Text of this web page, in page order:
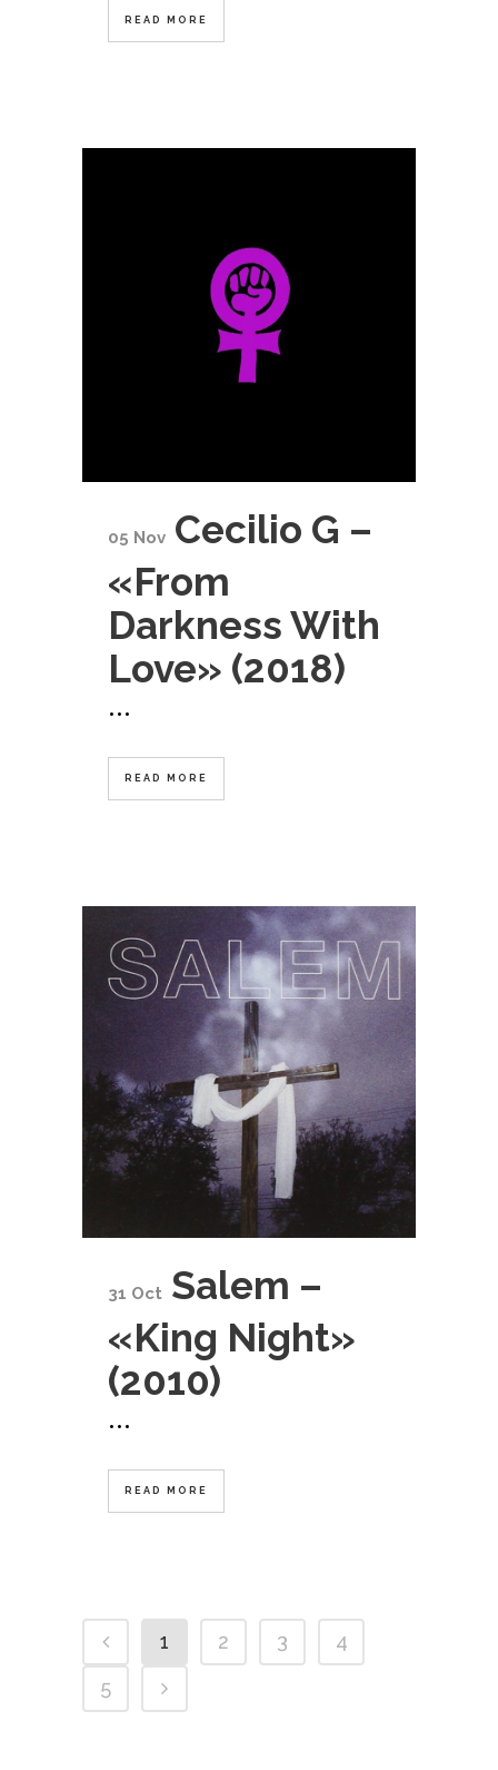
READ MORE
05 Nov Cecilio G –
«From
Darkness With
Love» (2018)
...
READ MORE
31 Oct Salem –
«King Night»
(2010)
...
READ MORE
1 2 3
4
5